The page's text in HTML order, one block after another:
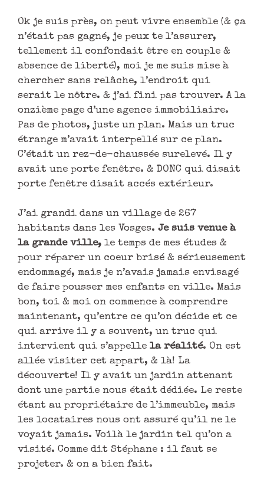
Ok je suis près, on peut vivre ensemble (& ça
n’était pas gagné, je peux te l’assurer,
tellement il confondait être en couple &
absence de liberté), moi je me suis mise à
chercher sans relâche, l’endroit qui
serait le nôtre. & j’ai fini pas trouver. A la
onzième page d’une agence immobiliaire.
Pas de photos, juste un plan. Mais un truc
étrange m’avait interpellé sur ce plan.
C’était un rez-de-chaussée surelevé. Il y
avait une porte fenêtre. & DONC qui disait
porte fenêtre disait accés extérieur.
J’ai grandi dans un village de 267
habitants dans les Vosges. Je suis venue à
la grande ville, le temps de mes études &
pour réparer un coeur brisé & sérieusement
endommagé, mais je n’avais jamais envisagé
de faire pousser mes enfants en ville. Mais
bon, toi & moi on commence à comprendre
maintenant, qu’entre ce qu’on décide et ce
qui arrive il y a souvent, un truc qui
intervient qui s’appelle la réalité. On est
allée visiter cet appart, & là! La
découverte! Il y avait un jardin attenant
dont une partie nous était dédiée. Le reste
étant au propriétaire de l’immeuble, mais
les locataires nous ont assuré qu’il ne le
voyait jamais. Voilà le jardin tel qu’on a
visité. Comme dit Stéphane : il faut se
projeter. & on a bien fait.